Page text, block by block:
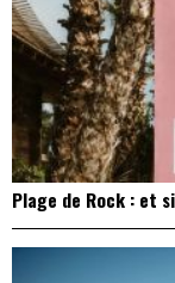
Plage de Rock : et